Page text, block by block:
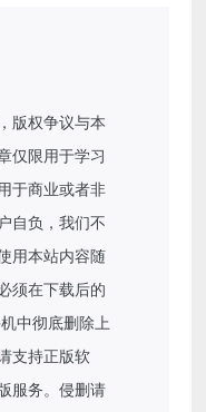
版权争议与本
仅限用于学习
于商业或者非
自负，我们不
用本站内容随
须在下载后的
中彻底删除上
支持正版软
服务。侵删请